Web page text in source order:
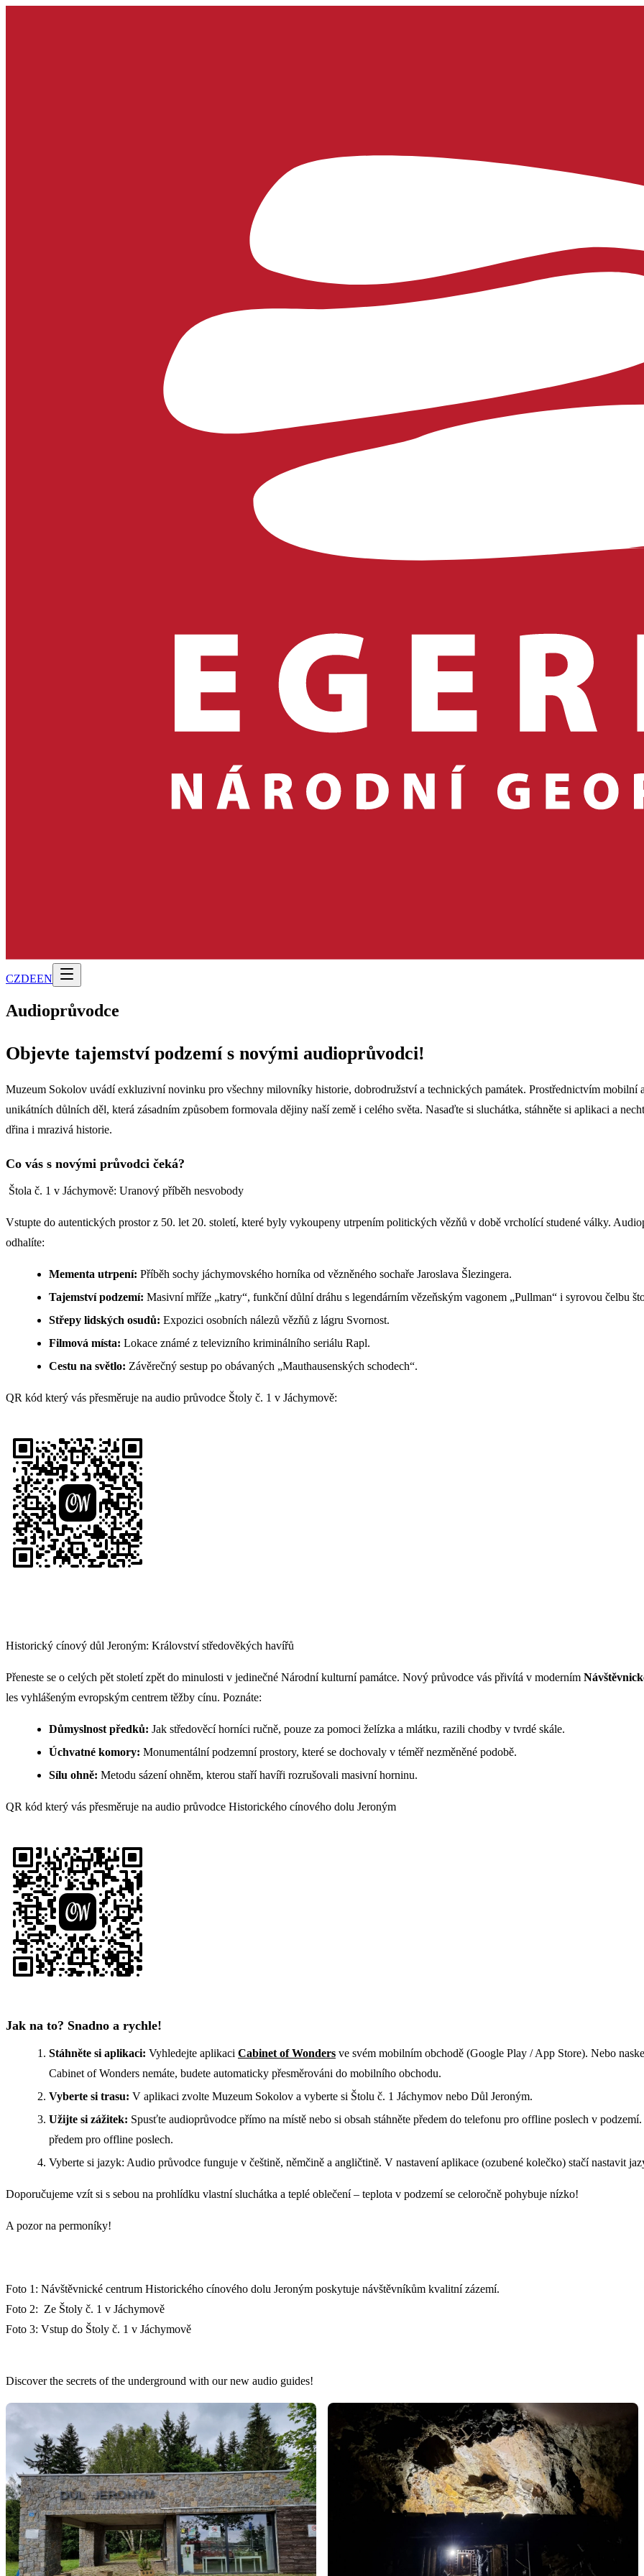
CZDEEN
Audioprůvodce
Objevte tajemství podzemí s novými audioprůvodci!
Muzeum Sokolov uvádí exkluzivní novinku pro všechny milovníky historie, dobrodružství a technických památek. Prostřednictvím mobilní
unikátních důlních děl, která zásadním způsobem formovala dějiny naší země i celého světa. Nasaďte si sluchátka, stáhněte si aplikaci a
dřina i mrazivá historie.
Co vás s novými průvodci čeká?
Štola č. 1 v Jáchymově: Uranový příběh nesvobody
Vstupte do autentických prostor z 50. let 20. století, které byly vykoupeny utrpením politických vězňů v době vrcholící studené války.
odhalíte:
Mementa utrpení: Příběh sochy jáchymovského horníka od vězněného sochaře Jaroslava Šlezingera.
Tajemství podzemí: Masivní mříže „katry“, funkční důlní dráhu s legendárním vězeňským vagonem „Pullman“ i syrovou čelbu
Střepy lidských osudů: Expozici osobních nálezů vězňů z lágru Svornost.
Filmová místa: Lokace známé z televizního kriminálního seriálu Rapl.
Cestu na světlo: Závěrečný sestup po obávaných „Mauthausenských schodech“.
QR kód který vás přesměruje na audio průvodce Štoly č. 1 v Jáchymově:
Historický cínový důl Jeroným: Království středověkých havířů
Přeneste se o celých pět století zpět do minulosti v jedinečné Národní kulturní památce. Nový průvodce vás přivítá v moderním
les vyhlášeným evropským centrem těžby cínu. Poznáte:
Důmyslnost předků: Jak středověcí horníci ručně, pouze za pomoci želízka a mlátku, razili chodby v tvrdé skále.
Úchvatné komory: Monumentální podzemní prostory, které se dochovaly v téměř nezměněné podobě.
Sílu ohně: Metodu sázení ohněm, kterou staří havíři rozrušovali masivní horninu.
QR kód který vás přesměruje na audio průvodce Historického cínového dolu Jeroným
Jak na to? Snadno a rychle!
Stáhněte si aplikaci: Vyhledejte aplikaci Cabinet of Wonders ve svém mobilním obchodě (Google Play / App Store). Nebo
Cabinet of Wonders nemáte, budete automaticky přesměrováni do mobilního obchodu.
Vyberte si trasu: V aplikaci zvolte Muzeum Sokolov a vyberte si Štolu č. 1 Jáchymov nebo Důl Jeroným.
Užijte si zážitek: Spusťte audioprůvodce přímo na místě nebo si obsah stáhněte předem do telefonu pro offline poslech v
předem pro offline poslech.
Vyberte si jazyk: Audio průvodce funguje v češtině, němčině a angličtině. V nastavení aplikace (ozubené kolečko) stačí nastavit
Doporučujeme vzít si s sebou na prohlídku vlastní sluchátka a teplé oblečení – teplota v podzemí se celoročně pohybuje nízko!
A pozor na permoníky!
Foto 1: Návštěvnické centrum Historického cínového dolu Jeroným poskytuje návštěvníkům kvalitní zázemí.
Foto 2: Ze Štoly č. 1 v Jáchymově
Foto 3: Vstup do Štoly č. 1 v Jáchymově
Discover the secrets of the underground with our new audio guides!